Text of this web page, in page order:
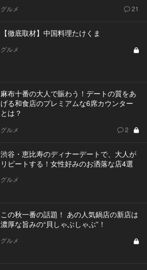
グルメ 21
【徹底取材】中国料理たけくま
グルメ
麻布十番の大人で賑わう！デートの質をあ
げる和食店のプレミアムな6席カウンター
とは？
グルメ 2
渋谷・恵比寿のディナーデートで、大人が
リピートする！女性好みのお洒落な店4選
グルメ
この秋一番の話題！ あの人気鍋店の新店は
濃厚な旨みの“貝しゃぶしゃぶ”！
グルメ